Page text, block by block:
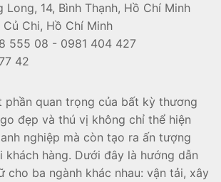
Long, 14, Bình Thạnh, Hồ Chí Minh
Chi, Hồ Chí Minh
555 08 - 0981 404 427
42
phần quan trọng của bất kỳ thương
đẹp và thú vị không chỉ thể hiện
nghiệp mà còn tạo ra ấn tượng
khách hàng. Dưới đây là hướng dẫn
cho ba ngành khác nhau: vận tải, xây